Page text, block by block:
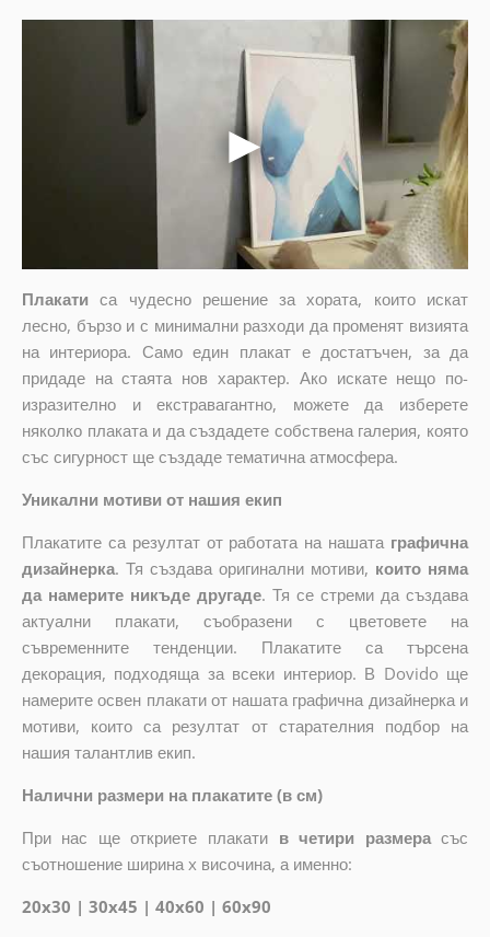
Плакати са чудесно решение за хората, които искат
лесно, бързо и с минимални разходи да променят визията
на интериора. Само един плакат е достатъчен, за да
придаде на стаята нов характер. Ако искате нещо по-
изразително и екстравагантно, можете да изберете
няколко плаката и да създадете собствена галерия, която
със сигурност ще създаде тематична атмосфера.
Уникални мотиви от нашия екип
Плакатите са резултат от работата на нашата графична
дизайнерка. Тя създава оригинални мотиви, които няма
да намерите никъде другаде. Тя се стреми да създава
актуални плакати, съобразени с цветовете на
съвременните тенденции. Плакатите са търсена
декорация, подходяща за всеки интериор. В Dovido ще
намерите освен плакати от нашата графична дизайнерка и
мотиви, които са резултат от старателния подбор на
нашия талантлив екип.
Налични размери на плакатите (в см)
При нас ще откриете плакати в четири размера със
съотношение ширина x височина, а именно:
20x30 | 30x45 | 40x60 | 60x90